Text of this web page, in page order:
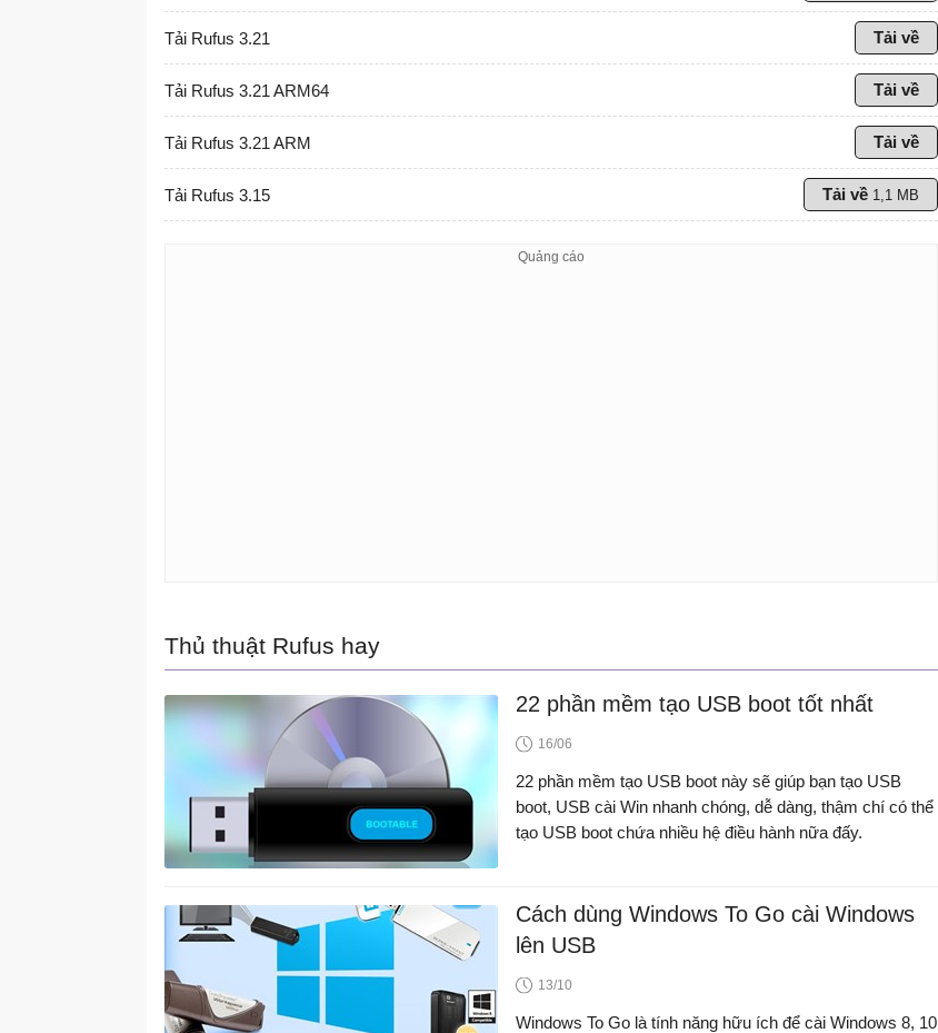
Tải Rufus 3.21 Tải về
Tải Rufus 3.21 ARM64 Tải về
Tải Rufus 3.21 ARM Tải về
Tải Rufus 3.15 Tải về 1,1 MB
Thủ thuật Rufus hay
22 phần mềm tạo USB boot tốt nhất
16/06
22 phần mềm tạo USB boot này sẽ giúp bạn tạo USB
boot, USB cài Win nhanh chóng, dễ dàng, thậm chí có thể
tạo USB boot chứa nhiều hệ điều hành nữa đấy.
Cách dùng Windows To Go cài Windows
lên USB
13/10
Windows To Go là tính năng hữu ích để cài Windows 8, 10